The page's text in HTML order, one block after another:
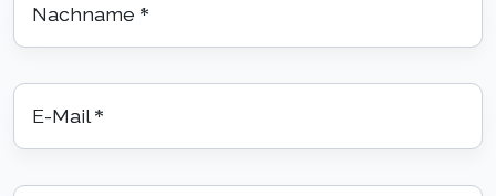
Nachname *
E-Mail *